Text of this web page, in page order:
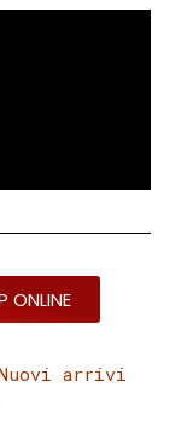
ONLINE
arrivi